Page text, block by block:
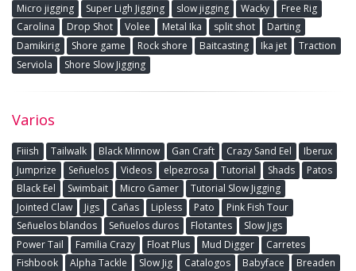
Micro jigging
Super Ligh Jigging slow jigging Wacky
Free Rig
Carolina
Drop Shot Volee Metal Ika split shot
Darting
Damikirig
Shore game Rock shore Baitcasting Ika jet
Traction
Serviola
Shore Slow Jigging
Varios
Fiiish Tailwalk Black Minnow Gan Craft Crazy Sand Eel
Iberux
Jumprize
Señuelos Videos elpezrosa Tutorial Shads
Patos
Black Eel
Swimbait Micro Gamer
Tutorial Slow Jigging
Jointed Claw
Jigs Cañas Lipless Pato
Pink Fish Tour
Señuelos blandos
Señuelos duros Flotantes
Slow Jigs
Power Tail
Familia Crazy Float Plus Mud Digger
Carretes
Fishbook
Alpha Tackle Slow Jig Catalogos Babyface
Breaden